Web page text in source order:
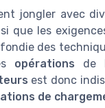
jongler avec
que les
des
opérations de
est donc
de